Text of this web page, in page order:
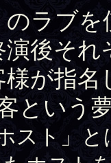
のラブ
演後そ
様が指
という
スト」と